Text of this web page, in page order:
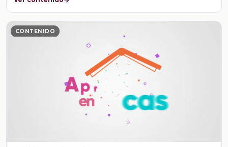
CONTENIDO